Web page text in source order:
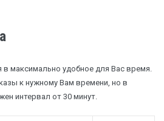
в максимально удобное для Вас время.
к нужному Вам времени, но в
интервал от 30 минут.